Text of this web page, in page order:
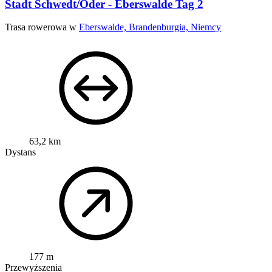
Stadt Schwedt/Oder - Eberswalde Tag 2
Trasa rowerowa w Eberswalde, Brandenburgia, Niemcy
63,2 km
Dystans
177 m
Przewyższenia